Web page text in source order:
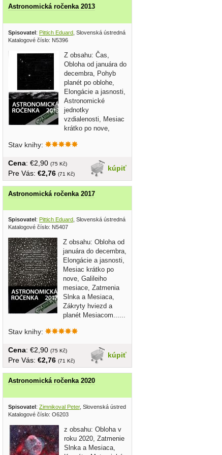
Hurbanovo 2011
Astronomická ročenka 2013
Spisovatel: Pittich Eduard , Slovenská ústredná hvezdáreň Hurbanovo 2012
Katalogové číslo: N5396
Z obsahu: Čas,
Obloha od januára do
decembra, Pohyb
planét po oblohe,
Elongácie a jasnosti,
Astronomické
jednotky
vzdialenosti, Mesiac
krátko po nove,
Stav knihy:
kúpiť
Cena: €2,90 (75 Kč)
Pre Vás: €2,76 (71 Kč)
Hurbanovo 2014
Astronomická ročenka 2017
Spisovatel : Pittich Eduard , Slovenská ústredná hvezdáreň Hurbanovo 2016
Katalogové číslo: N5407
Z obsahu: Obloha od
januára do decembra,
Elongácie a jasnosti,
Mesiac krátko po
nove, Galileiho
mesiace, Zatmenia
Slnka a Mesiaca,
Zákryty hviezd a
planét Mesiacom......
Stav knihy:
kúpiť
Cena: €2,90 (75 Kč)
Pre Vás: €2,76 (71 Kč)
Hurbanovo 2018
Astronomická ročenka 2020
Spisovatel: Zimnikoval Peter, Slovenská ústredná hvezdáreň 2019
Katalogové číslo: O6203
z obsahu: Obloha v
roku 2020, Zatmenie
Slnka a Mesiaca,